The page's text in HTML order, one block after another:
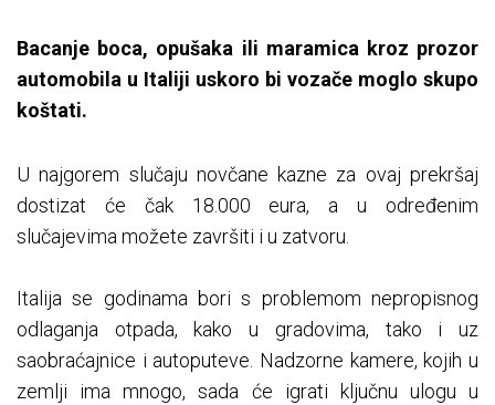
Bacanje boca, opušaka ili maramica kroz prozor
automobila u Italiji uskoro bi vozače moglo skupo
koštati.
U najgorem slučaju novčane kazne za ovaj prekršaj
dostizat će čak 18.000 eura, a u određenim
slučajevima možete završiti i u zatvoru.
Italija se godinama bori s problemom nepropisnog
odlaganja otpada, kako u gradovima, tako i uz
saobraćajnice i autoputeve. Nadzorne kamere, kojih u
zemlji ima mnogo, sada će igrati ključnu ulogu u